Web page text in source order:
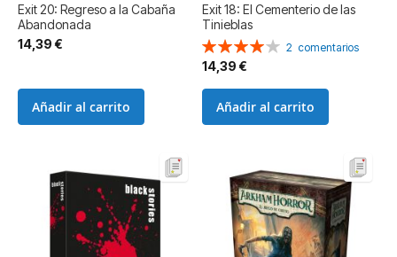
Exit 20: Regreso a la Cabaña
Abandonada
14,39 €
Añadir al carrito
Exit 18: El Cementerio de las
Tinieblas
Valoración:
80%
2 comentarios
14,39 €
Añadir al carrito